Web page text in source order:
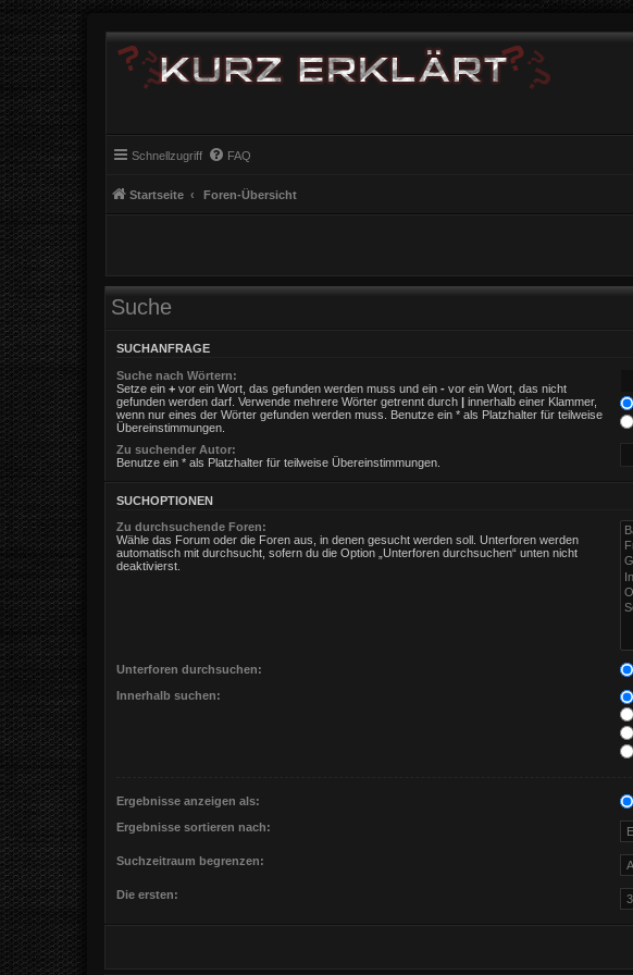
Schnellzugriff FAQ
Startseite Foren-Übersicht
Suche
SUCHANFRAGE
Suche nach Wörtern:
Setze ein + vor ein Wort, das gefunden werden muss und ein - vor ein Wort, das nicht
gefunden werden darf. Verwende mehrere Wörter getrennt durch | innerhalb einer Klammer,
wenn nur eines der Wörter gefunden werden muss. Benutze ein * als Platzhalter für teilweise
Übereinstimmungen.
Zu suchender Autor:
Benutze ein * als Platzhalter für teilweise Übereinstimmungen.
SUCHOPTIONEN
Zu durchsuchende Foren:
Wähle das Forum oder die Foren aus, in denen gesucht werden soll. Unterforen werden
automatisch mit durchsucht, sofern du die Option „Unterforen durchsuchen“ unten nicht
deaktivierst.
Unterforen durchsuchen:
Innerhalb suchen:
Ergebnisse anzeigen als:
Ergebnisse sortieren nach:
Suchzeitraum begrenzen:
Die ersten: